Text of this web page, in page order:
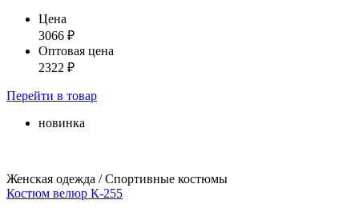
Цена
3066 ₽
Оптовая цена
2322 ₽
Перейти в товар
новинка
Женская одежда / Спортивные костюмы
Костюм велюр К-255